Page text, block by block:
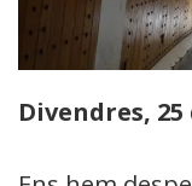
Divendres, 25